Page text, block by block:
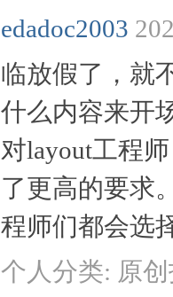
edadoc2003
临放假了，就
什么内容来开
对layout工程
了更高的要求
程师们都会选
个人分类: 原